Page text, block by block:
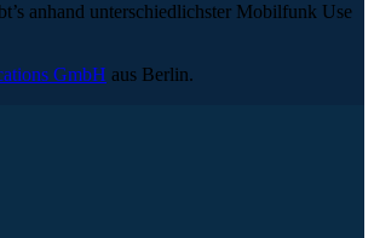
anhand unterschiedlichster Mobilfunk Use
GmbH aus Berlin.